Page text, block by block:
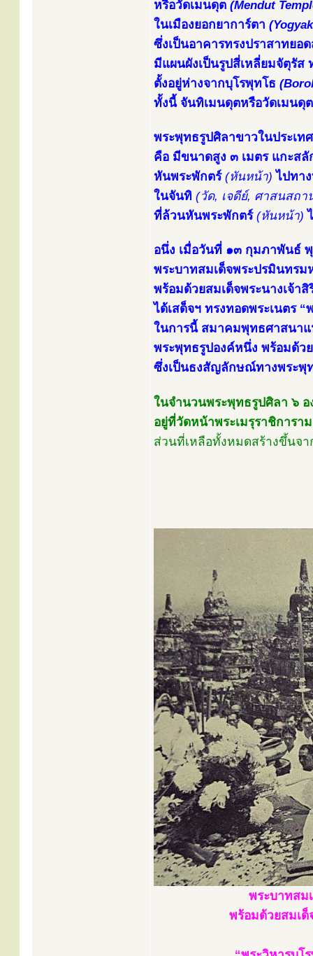
หรือวัดเมนดุต (Mendut
ในเมืองยอกยาการ์ตา
ซึ่งเป็นอาคารทรงปราสาทยอ
มีแผนผังเป็นรูปสี่เหลี่ยมจัตุรั
ตั้งอยู่ห่างจากบุโรพุทโธ
ทั้งนี้ จันทิเมนดุตหรือวัดเมนดุ
พระพุทธรูปศิลาขาวในประเ
คือ มีขนาดสูง ๓ เมตร แกะส
หันพระพักตร์ (หันหน้า) ไปทา
ในจันทิ (วัด, เจดีย์, ศาสนสถา
ที่ล้วนหันพระพักตร์ (หันหน้า)
อนึ่ง เมื่อวันที่ ๑๓ กุมภาพันธ์
พระบาทสมเด็จพระปรมินทร
พร้อมด้วยสมเด็จพระนางเจ้า
ได้เสด็จฯ ทรงทอดพระเนตร
ในการนี้ สมาคมพุทธศาสนาแ
พระพุทธรูปองค์หนึ่ง พร้อมด้ว
ซึ่งเป็นธงสัญลักษณ์ทางพระพุ
ในจำนวนพระพุทธรูปศิลา ๖ อ
อยู่ที่วัดหน้าพระเมรุราชิการา
ส่วนที่เหลือทั้งหมดสร้างขึ้นจา
พระบาทสม
พร้อมด้วยสมเ